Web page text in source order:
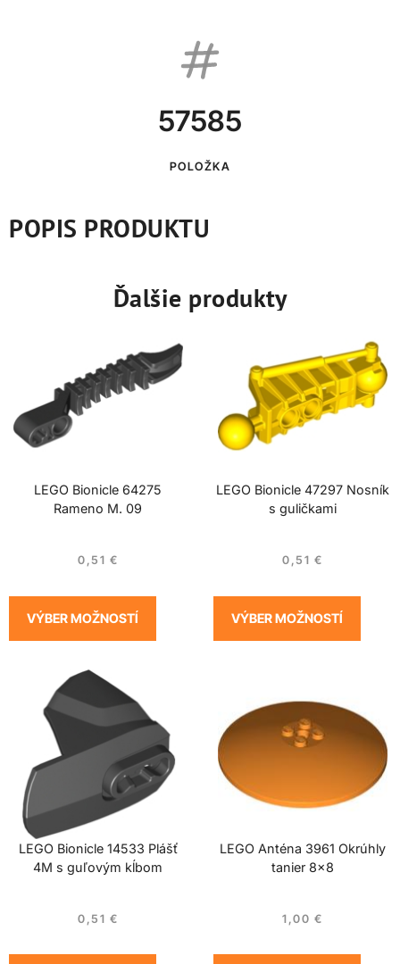
57585
POLOŽKA
POPIS PRODUKTU
Ďalšie produkty
LEGO Bionicle 64275
Rameno M. 09
0,51 €
VÝBER MOŽNOSTÍ
LEGO Bionicle 47297 Nosník
s guličkami
0,51 €
VÝBER MOŽNOSTÍ
LEGO Bionicle 14533 Plášť
4M s guľovým kĺbom
0,51 €
LEGO Anténa 3961 Okrúhly
tanier 8×8
1,00 €